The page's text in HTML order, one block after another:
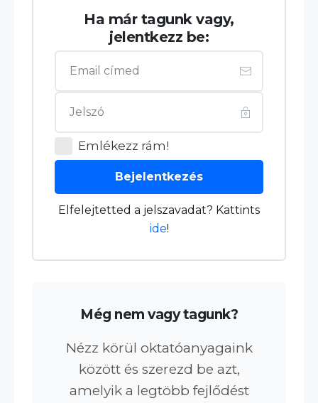
Ha már tagunk vagy,
jelentkezz be:
Emlékezz rám!
Bejelentkezés
Elfelejtetted a jelszavadat? Kattints
ide!
Még nem vagy tagunk?
Nézz körül oktatóanyagaink
között és szerezd be azt,
amelyik a legtöbb fejlődést